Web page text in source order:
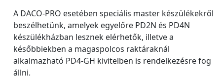
A DACO-PRO esetében speciális master készülékekről
beszélhetünk, amelyek egyelőre PD2N és PD4N
készülékházban lesznek elérhetők, illetve a
későbbiekben a magaspolcos raktáraknál
alkalmazható PD4-GH kivitelben is rendelkezésre fog
állni.